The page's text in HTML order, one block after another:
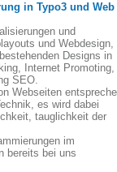
in Typo3 und Web
und
und Webdesign,
Designs in
Internet Promoting,
SEO.
Webseiten
es wird dabei
tauglichkeit der
im
bereits bei uns